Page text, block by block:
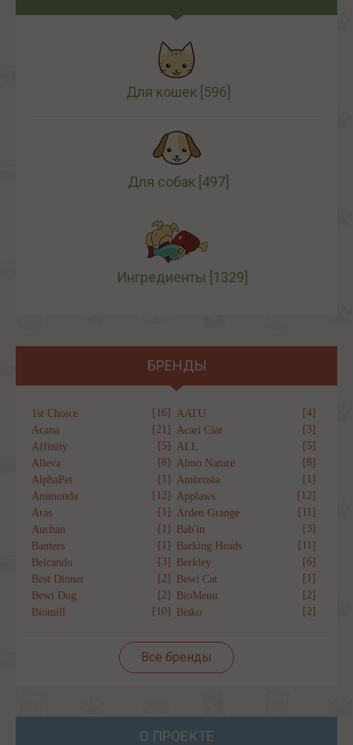
Для кошек [596]
Для собак [497]
Ингредиенты [1329]
БРЕНДЫ
1st Choice [16] AATU
[4]
Acana
[21] Acari Ciar
[3]
Affinity
[5] ALL
[5]
Alleva
[8] Almo Nature
[8]
AlphaPet
[1] Ambrosia
[1]
Animonda
[12] Applaws
[12]
Aras
[1] Arden Grange
[11]
Auchan
[1] Bab'in
[3]
Banters
[1] Barking Heads
[11]
Belcando
[3] Berkley
[6]
Best Dinner
[2] Bewi Cat
[1]
Bewi Dog
[2] BioMenu
[2]
Biomill
[10] Bisko [2]
Все бренды
О ПРОЕКТЕ